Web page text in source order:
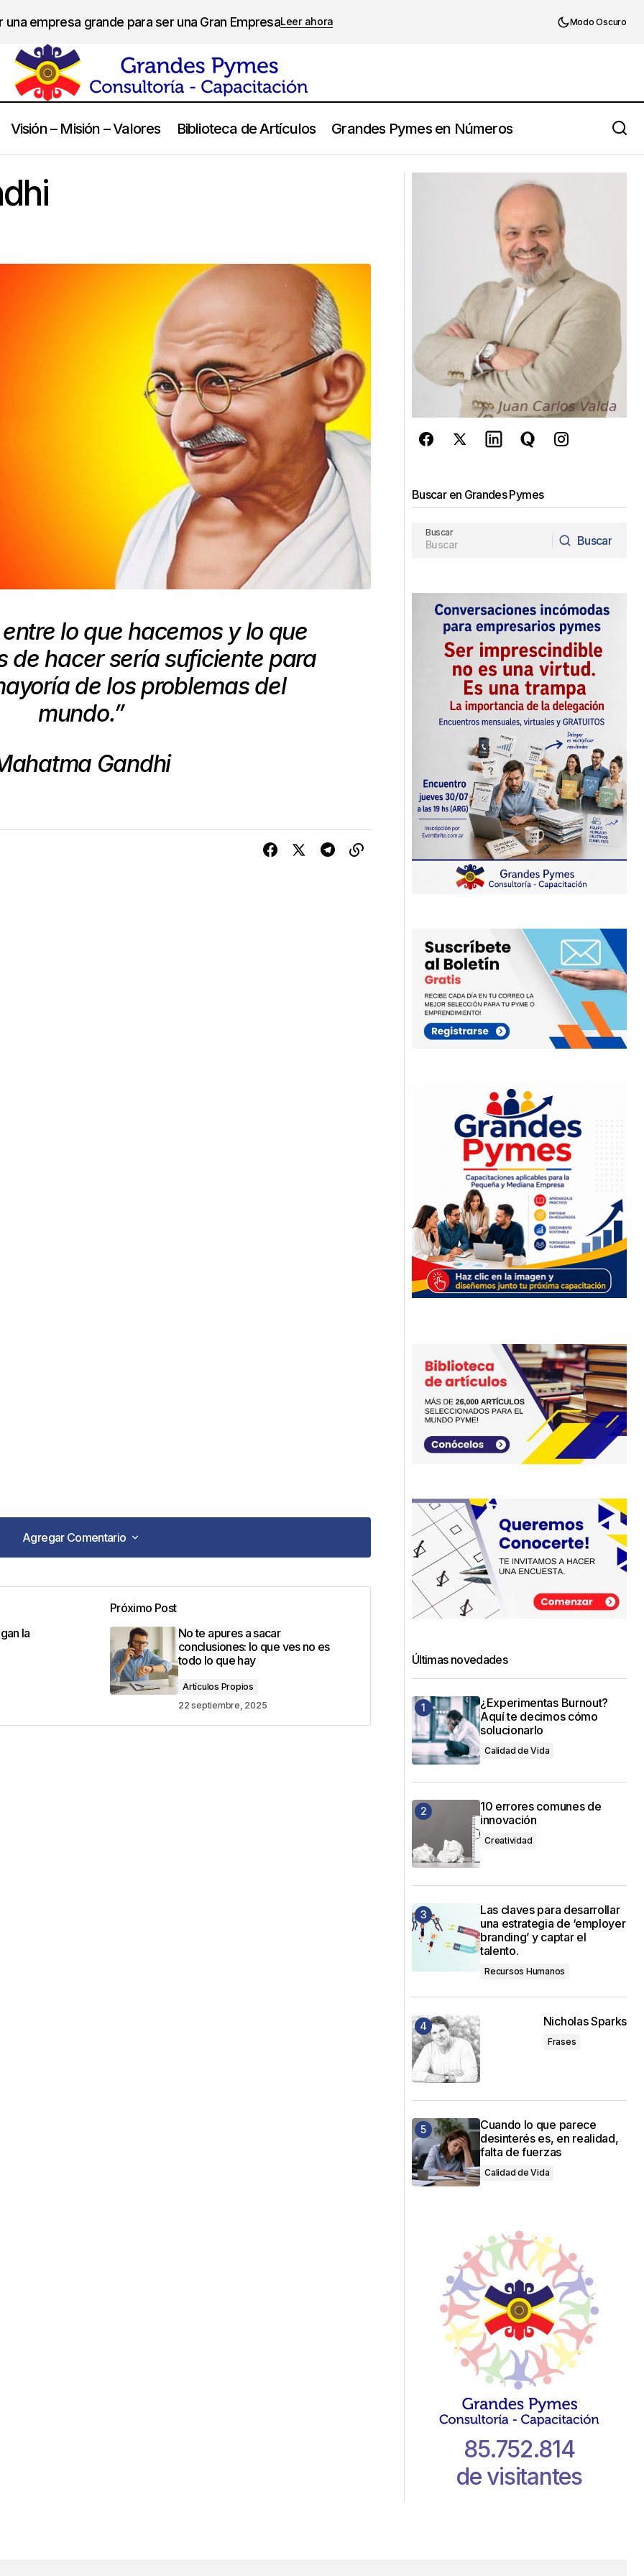
una empresa grande para ser una Gran EmpresaLeer ahora Modo Oscuro
Visión – Misión – Valores Biblioteca de Artículos Grandes Pymes en Números
No te apures a sacar conclusiones: lo
que ves no es todo lo que hay
lo que hacemos y lo que
de hacer sería suficiente para
de los problemas del
mundo.”
Gandhi
Agregar Comentario
Agregar Comentario
será publicada.
Los campos obligatorios están marcados
la
Próximo Post
No te apures a sacar
conclusiones: lo que ves no es
todo lo que hay
Artículos Propios
22 septiembre, 2025
Buscar en Grandes Pymes
Buscar
Buscar
Últimas novedades
¿Experimentas Burnout?
Aquí te decimos cómo
solucionarlo
Calidad de Vida
10 errores comunes de
innovación
Creatividad
Las claves para desarrollar
una estrategia de ‘employer
branding’ y captar el
talento.
Recursos Humanos
Nicholas Sparks
Frases
Cuando lo que parece
desinterés es, en realidad,
falta de fuerzas
Calidad de Vida
85.752.814
de visitantes